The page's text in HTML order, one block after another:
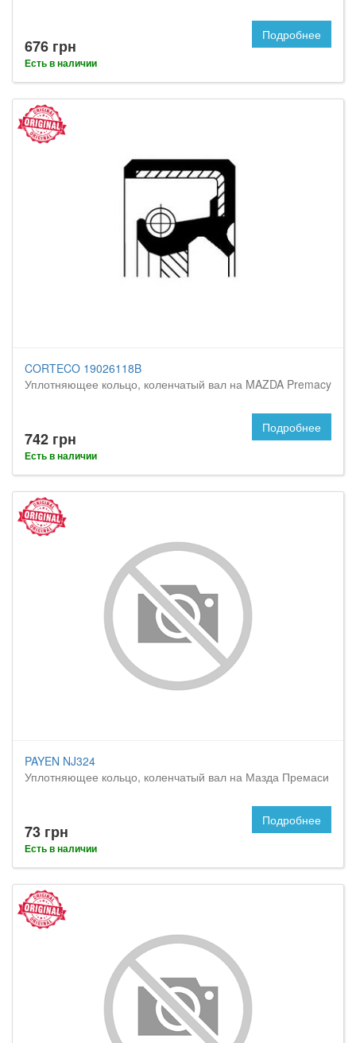
676 грн
Есть в наличии
Подробнее
CORTECO 19026118B
Уплотняющее кольцо, коленчатый вал на MAZDA Premacy
742 грн
Есть в наличии
Подробнее
PAYEN NJ324
Уплотняющее кольцо, коленчатый вал на Мазда Премаси
73 грн
Есть в наличии
Подробнее